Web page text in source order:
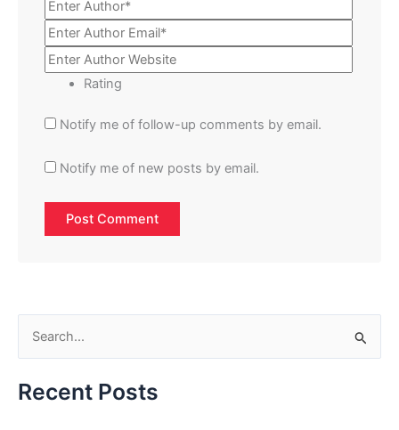
Rating
Notify me of follow-up comments by email.
Notify me of new posts by email.
a
Recent Posts